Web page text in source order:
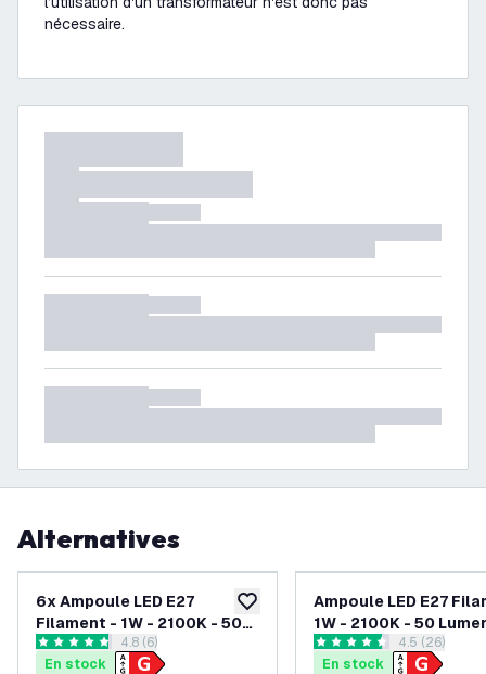
nécessaire.
Alternatives
ajouter à la liste de souhaits
6x Ampoule LED E27
Filament - 1W - 2100K - 50
Lumen - Clairouvrir le tiroir des avis
4.8 étoiles de notation
4.8 (6)
En stock
Ampoule LED E27
1W - 2100K - 50
ouvrir le
4.5 étoiles de notation
4.5 (26)
En stock